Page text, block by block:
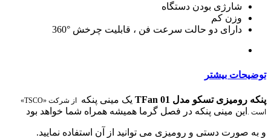
شارژی بودن دستگاه
وزن کم
دارای دو حالت سرعت فن ، قابلیت چرخش °360
توضیحات بیشتر
پنکه رومیزی تسکو مدل TFan 01 یک مینی پنکه
از شرکت «TSCO»
است . این مینی پنکه در فصل گرما همیشه همراه شما خواهد بود
و به صورت دستی و رومیزی می توانید از آن استفاده نمایید.